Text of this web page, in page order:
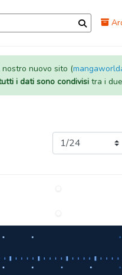
nuovo sito (
i dati sono condivisitra i